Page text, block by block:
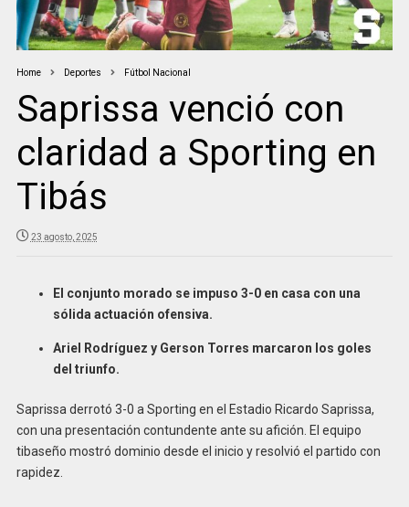
Home Deportes Fútbol Nacional
Saprissa venció con
claridad a Sporting en
Tibás
23 agosto, 2025
El conjunto morado se impuso 3-0 en casa con una
sólida actuación ofensiva.
Ariel Rodríguez y Gerson Torres marcaron los goles
del triunfo.
Saprissa derrotó 3-0 a Sporting en el Estadio Ricardo Saprissa,
con una presentación contundente ante su afición. El equipo
tibaseño mostró dominio desde el inicio y resolvió el partido con
rapidez.